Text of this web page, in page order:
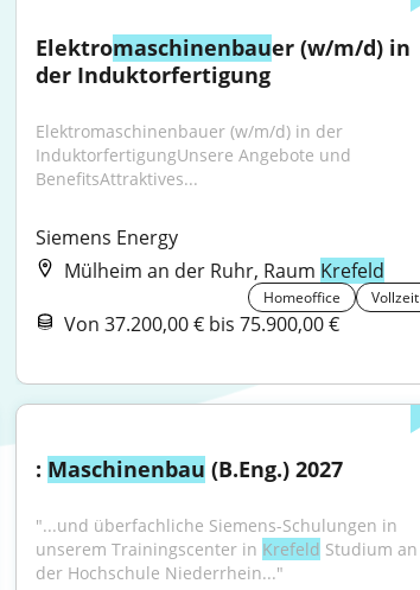
Elektromaschinenbauer (w/m/d) in
der Induktorfertigung
Elektromaschinenbauer (w/m/d) in der
InduktorfertigungUnsere Angebote und
BenefitsAttraktives...
Siemens Energy
Mülheim an der Ruhr, Raum Krefeld
Homeoffice Vollzeit
Von 37.200,00 € bis 75.900,00 €
: Maschinenbau (B.Eng.) 2027
"...und überfachliche Siemens-Schulungen in
unserem Trainingscenter in Krefeld Studium an
der Hochschule Niederrhein..."